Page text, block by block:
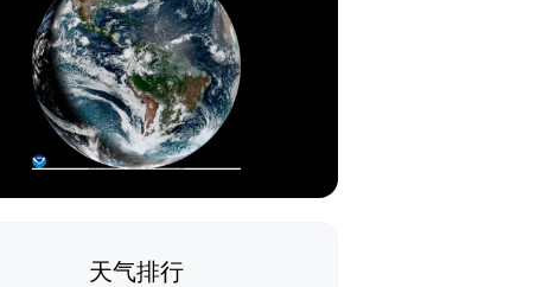
天气排行